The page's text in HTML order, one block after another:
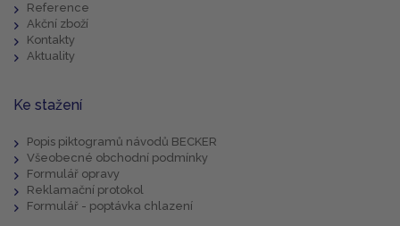
Reference
Akční zboží
Kontakty
Aktuality
Ke stažení
Popis piktogramů návodů BECKER
Všeobecné obchodní podmínky
Formulář opravy
Reklamační protokol
Formulář - poptávka chlazení